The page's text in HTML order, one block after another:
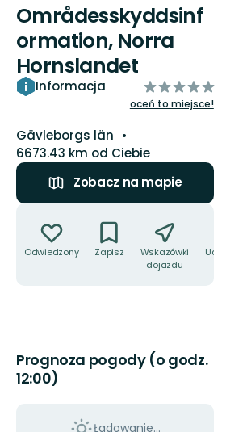
Områdesskyddsinf
ormation, Norra
Hornslandet
Informacja
z
5
oceń to miejsce!
Województwo:
Gävleborgs län
6673.43 km od Ciebie
Zobacz na mapie
Odwiedzony Zapisz
Wskazówki
dojazdu
Udostępnij
Prognoza pogody (o godz.
12:00)
Ładowanie...